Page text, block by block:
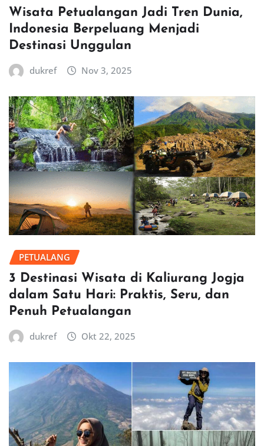
Wisata Petualangan Jadi Tren Dunia,
Indonesia Berpeluang Menjadi
Destinasi Unggulan
dukref Nov 3, 2025
PETUALANG
3 Destinasi Wisata di Kaliurang Jogja
dalam Satu Hari: Praktis, Seru, dan
Penuh Petualangan
dukref Okt 22, 2025